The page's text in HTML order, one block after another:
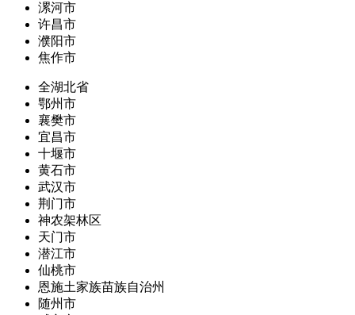
漯河市
许昌市
濮阳市
焦作市
全湖北省
鄂州市
襄樊市
宜昌市
十堰市
黄石市
武汉市
荆门市
神农架林区
天门市
潜江市
仙桃市
恩施土家族苗族自治州
随州市